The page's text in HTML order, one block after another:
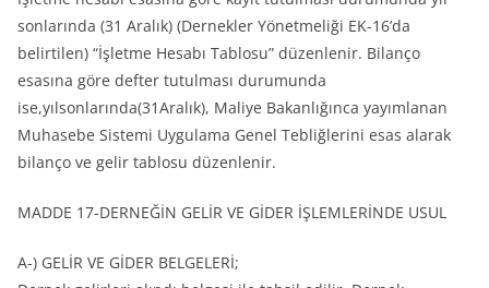
sonlarında (31 Aralık) (Dernekler Yönetmeliği EK-16’da
belirtilen) “İşletme Hesabı Tablosu” düzenlenir. Bilanço
esasına göre defter tutulması durumunda
ise,yılsonlarında(31Aralık), Maliye Bakanlığınca yayımlanan
Muhasebe Sistemi Uygulama Genel Tebliğlerini esas alarak
bilanço ve gelir tablosu düzenlenir.
MADDE 17-DERNEĞİN GELİR VE GİDER İŞLEMLERİNDE USUL
A-) GELİR VE GİDER BELGELERİ;